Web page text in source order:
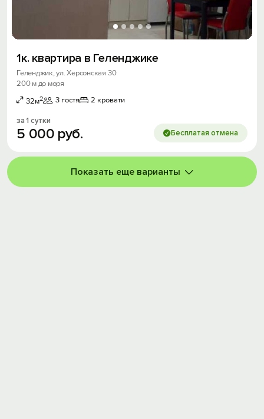
1к. квартира в Геленджике
Геленджик, ул. Херсонская 30
200 м до моря
32м2 3 гостя 2 кровати
за 1 сутки
5 000 руб. Бесплатая отмена
Показать еще варианты